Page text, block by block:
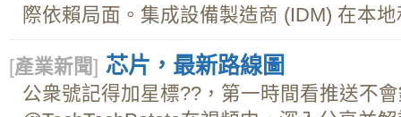
際依賴局面。集成設備製造商 (IDM) 在本
[產業新聞] 芯片，最新路線圖
公衆號記得加星標??，第一時間看推送不